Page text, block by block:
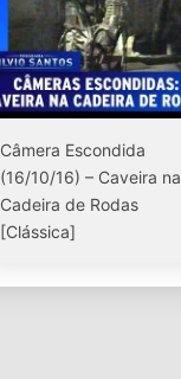
Câmera Escondida
(16/10/16) – Caveira na
Cadeira de Rodas
[Clássica]